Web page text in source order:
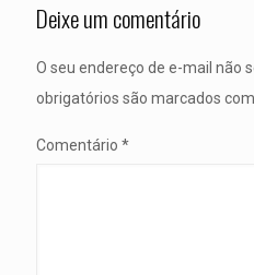
Deixe um comentário
O seu endereço de e-mail não
obrigatórios são marcados com
Comentário *